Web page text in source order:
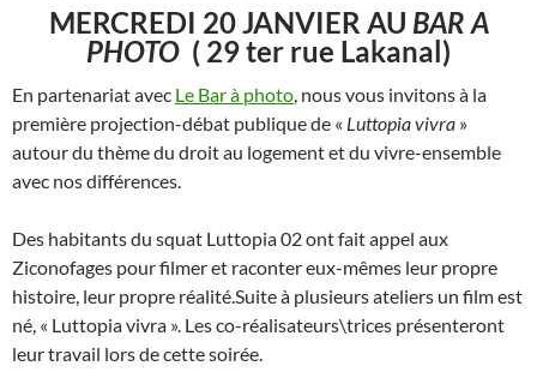
MERCREDI 20 JANVIER AU BAR A
PHOTO ( 29 ter rue Lakanal)
En partenariat avec Le Bar à photo , nous vous invitons à la
première projection-débat publique de « Luttopia vivra »
autour du thème du droit au logement et du vivre-ensemble
avec nos différences.
Des habitants du squat Luttopia 02 ont fait appel aux
Ziconofages pour filmer et raconter eux-mêmes leur propre
histoire, leur propre réalité.Suite à plusieurs ateliers un film est
né, « Luttopia vivra ». Les co-réalisateurs\trices présenteront
leur travail lors de cette soirée.